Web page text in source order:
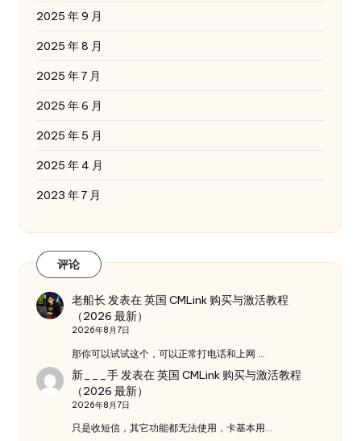
2025 年 9 月
2025 年 8 月
2025 年 7 月
2025 年 6 月
2025 年 5 月
2025 年 4 月
2023 年 7 月
评论
老船长 发表在英国 CMLink 购买与激活教程
（2026 最新）
2026年8月7日
那你可以试试这个，可以正常打电话和上网 …
新___手 发表在英国 CMLink 购买与激活教程
（2026 最新）
2026年8月7日
只是收短信，其它功能都无法使用，卡基本用…